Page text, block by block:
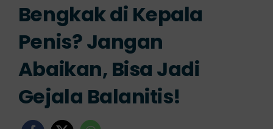
Layanan Kami
Info Klinik
Hubungi Kami
Bengkak di Kepala
Penis? Jangan
Abaikan, Bisa Jadi
Gejala Balanitis!